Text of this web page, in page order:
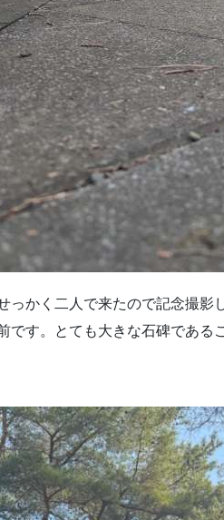
っかく二人で来たので記念撮影
です。とても大きな石碑である